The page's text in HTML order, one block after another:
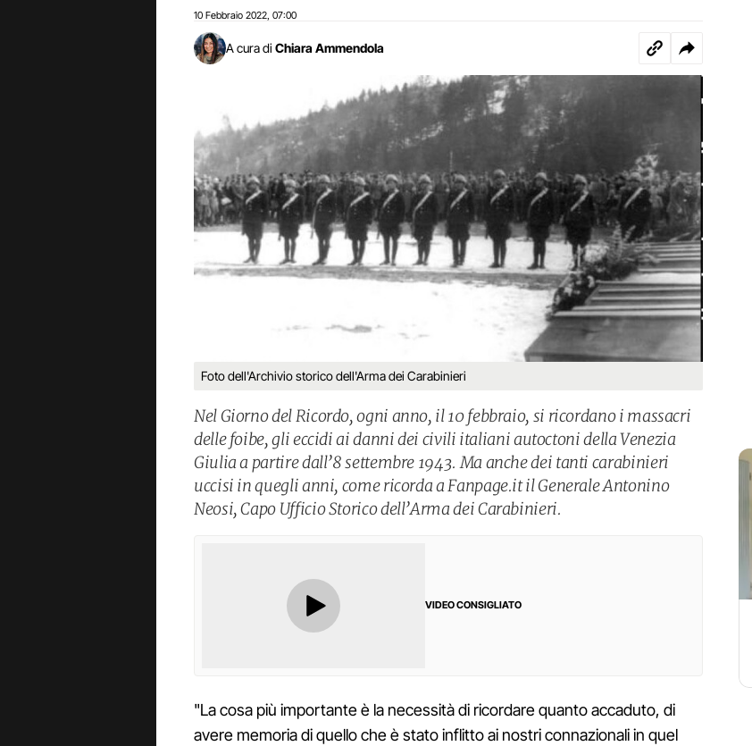
10 Febbraio 2022 07:00
A cura di Chiara Ammendola
Foto dell'Archivio storico dell'Arma dei Carabinieri
Nel Giorno del Ricordo, ogni anno, il 10 febbraio, si ricordano i massacri
delle foibe, gli eccidi ai danni dei civili italiani autoctoni della Venezia
Giulia a partire dall’8 settembre 1943. Ma anche dei tanti carabinieri
uccisi in quegli anni, come ricorda a Fanpage.it il Generale Antonino
Neosi, Capo Ufficio Storico dell’Arma dei Carabinieri.
VIDEO CONSIGLIATO
"La cosa più importante è la necessità di ricordare quanto accaduto, di
avere memoria di quello che è stato inflitto ai nostri connazionali in quel